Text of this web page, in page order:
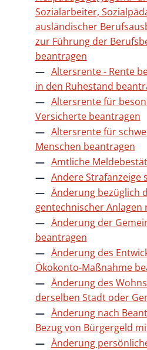
Sozialarbeiter,
ausländischer
zur Führung der
beantragen
Altersrente - Rente
in den Ruhestand
Altersrente für
Versicherte beantragen
Altersrente für
Menschen beantragen
Amtliche
Andere Strafanzeige
Änderung bezüglich
gentechnischer Anlagen
Änderung der
beantragen
Änderung des
Ökokonto-Maßnahme
Änderung des
derselben Stadt oder
Änderung nach
Bezug von Bürgergeld
Änderung